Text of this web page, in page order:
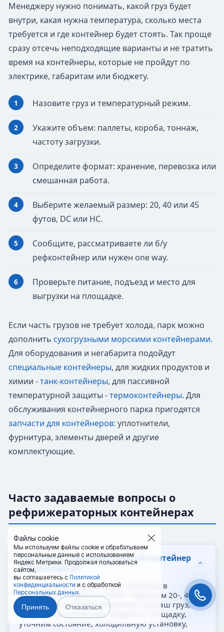
Файлы cookie
Мы используем файлы cookie и обрабатываем
персональные данные с использованием
Яндекс Метрики. Продолжая пользоваться
сайтом,
вы соглашаетесь с Политикой
конфиденциальности и с обработкой
Персональных данных.
Принять Отказаться
Менеджеру нужно понимать, какой груз будет
внутри, какая нужна температура, сколько места
требуется и где контейнер будет стоять. Так проще
сразу отсечь неподходящие варианты и не тратить
время на контейнеры, которые не пройдут по
электрике, габаритам или бюджету.
Назовите груз и температурный режим.
Укажите объем: паллеты, короба, тоннаж,
частоту загрузки.
Определите формат: хранение, перевозка или
смешанная работа.
Выберите желаемый размер: 20, 40 или 45
футов, DC или HC.
Сообщите, рассматриваете ли б/у
рефконтейнер или нужен one way.
Проверьте питание, подъезд и место для
выгрузки на площадке.
Если часть грузов не требует холода, парк можно
дополнить сухогрузными морскими контейнерами.
Для оборудования и негабарита подойдут
специальные контейнеры, для жидких продуктов и
химии -танк-контейнеры, для пассивной
температурной защиты -термоконтейнеры. Для
обслуживания контейнерного парка пригодятся
запчасти для контейнеров: уплотнители,
фурнитура, элементы дверей и другие
комплектующие.
Часто задаваемые вопросы о
рефрижераторных контейнерах
Где купить рефрижераторный контейнер
в Красноярске?
Купить рефрижераторный контейнер в
Красноярске можно в 20РЕФ. Подберем 20-, 40-
или 45-футовый рефконтейнер под ваш груз,
температурный режим, бюджет и площадку,
уточним состояние, холодильную установку,